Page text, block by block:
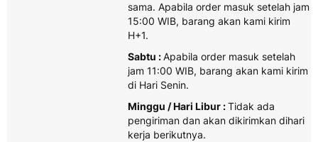
sama. Apabila order masuk setelah jam
15:00 WIB, barang akan kami kirim
H+1.
Sabtu :Apabila order masuk setelah
jam 11:00 WIB, barang akan kami kirim
di Hari Senin.
Minggu / Hari Libur :Tidak ada
pengiriman dan akan dikirimkan dihari
kerja berikutnya.